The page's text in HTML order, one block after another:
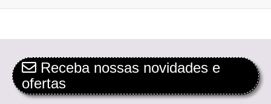
Receba nossas novidades e
ofertas